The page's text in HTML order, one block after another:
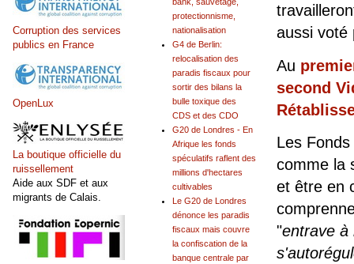
aussi voté
Au
second
Les
comme la
et être en
"entrave à
protectionnisme,
nationalisation
G4 de Berlin:
relocalisation des
paradis fiscaux pour
sortir des bilans la
bulle toxique des
CDS et des CDO
G20 de Londres - En
Afrique les fonds
spéculatifs raflent des
millions d'hectares
cultivables
Le G20 de Londres
dénonce les paradis
fiscaux mais couvre
la confiscation de la
banque centrale par
Corruption des services
publics en France
OpenLux
La boutique officielle du
ruissellement
Aide aux SDF et aux
migrants de Calais.